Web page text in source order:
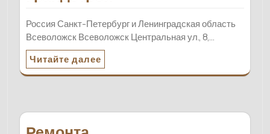
Россия Санкт-Петербург и Ленинградская область
Всеволожск Всеволожск Центральная ул., 8,…
Читайте далее